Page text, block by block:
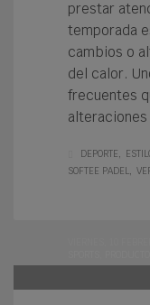
prestar
temporada
cambios o
del calor.
frecuentes
alteraciones
DEPORTE
SOFTEE PADEL